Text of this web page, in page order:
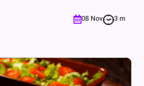
08 Nov 3 m